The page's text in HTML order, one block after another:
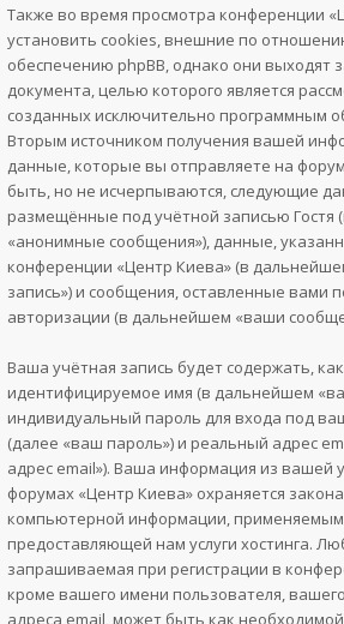
Также во время просмотра конференции
установить cookies, внешние по
обеспечению phpBB, однако они выходят
документа, целью которого является
созданных исключительно программным
Вторым источником получения вашей
данные, которые вы отправляете на
быть, но не исчерпываются, следующие
размещённые под учётной записью Гостя
«анонимные сообщения»), данные,
конференции «Центр Киева» (в
запись») и сообщения, оставленные вами
авторизации (в дальнейшем «ваши
Ваша учётная запись будет содержать,
идентифицируемое имя (в дальнейшем
индивидуальный пароль для входа под
(далее «ваш пароль») и реальный адрес
адрес email»). Ваша информация из вашей
форумах «Центр Киева» охраняется
компьютерной информации,
предоставляющей нам услуги хостинга.
запрашиваемая при регистрации в
кроме вашего имени пользователя,
адреса email, может быть как